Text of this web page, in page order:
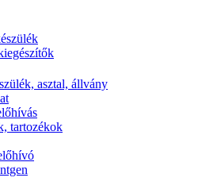
asztal, állvány
tartozékok